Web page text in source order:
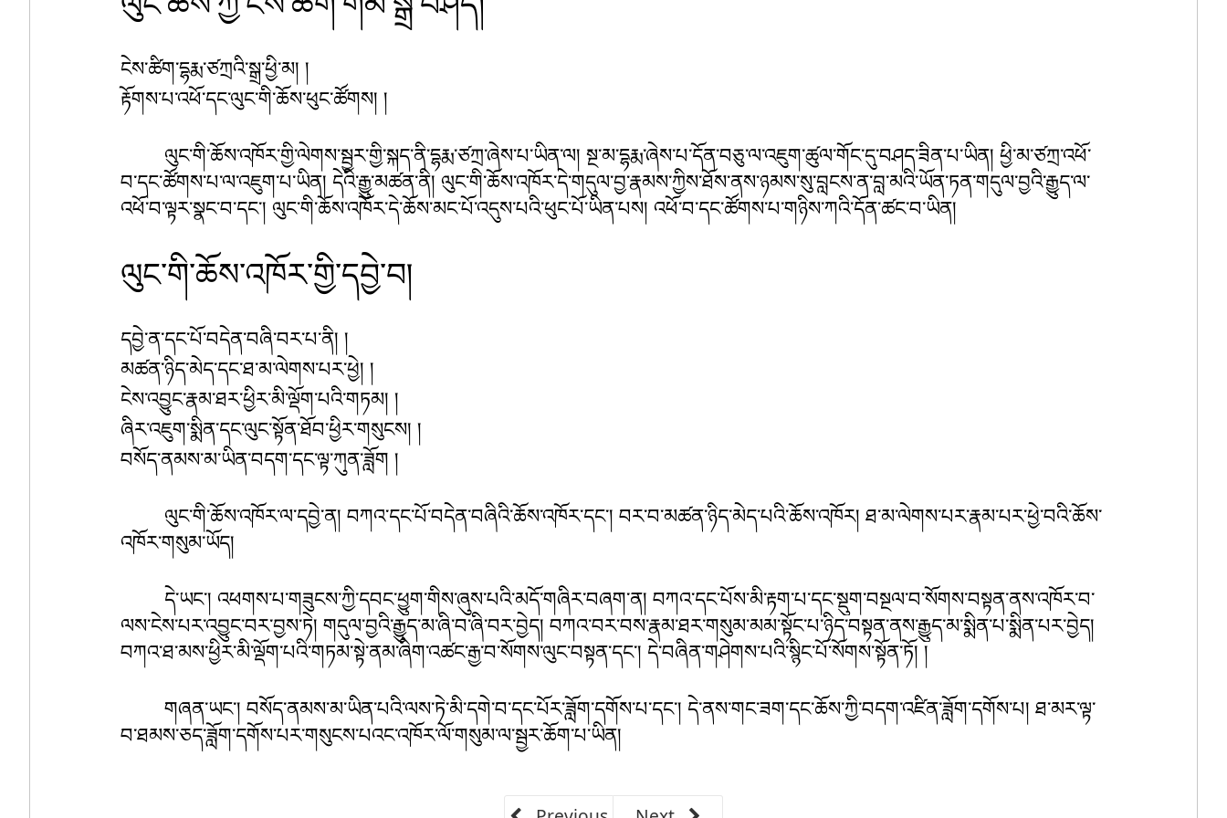
ངེས་ཚིག་དྷརྨ་ཙཀྲའི་སྒྲ་ཕྱི་མ། །
རྟོགས་པ་འཕོ་དང་ལུང་གི་ཆོས་ཕུང་ཚོགས། །
ལུང་གི་ཆོས་འཁོར་གྱི་ལེགས་སྦྱར་གྱི་སྐད་ནི་དྷརྨ་ཙཀྲ་ཞེས་པ་ཡིན་ལ། སྔ་མ་དྷརྨ་ཞེས་པ་དོན་བཅུ་ལ་འཇུག་ཚུལ་གོང་དུ་བཤད་ཟིན་པ་ཡིན། ཕྱི་མ་ཙཀྲ་འཕོ་
བ་དང་ཚོགས་པ་ལ་འཇུག་པ་ཡིན། དེའི་རྒྱུ་མཚན་ནི། ལུང་གི་ཆོས་འཁོར་དེ་གདུལ་བྱ་རྣམས་ཀྱིས་ཐོས་ནས་ཉམས་སུ་བླངས་ན་བླ་མའི་ཡོན་ཏན་གདུལ་བྱའི་རྒྱུད་ལ་
འཕོ་བ་ལྟར་སྣང་བ་དང་། ལུང་གི་ཆོས་འཁོར་དེ་ཆོས་མང་པོ་འདུས་པའི་ཕུང་པོ་ཡིན་པས། འཕོ་བ་དང་ཚོགས་པ་གཉིས་ཀའི་དོན་ཚང་བ་ཡིན།
ལུང་གི་ཆོས་འཁོར་གྱི་དབྱེ་བ།
དབྱེ་ན་དང་པོ་བདེན་བཞི་བར་པ་ནི། །
མཚན་ཉིད་མེད་དང་ཐ་མ་ལེགས་པར་ཕྱེ། །
ངེས་འབྱུང་རྣམ་ཐར་ཕྱིར་མི་ལྡོག་པའི་གཏམ། །
ཞིར་འཇུག་སྨིན་དང་ལུང་སྟོན་ཐོབ་ཕྱིར་གསུངས། །
བསོད་ནམས་མ་ཡིན་བདག་དང་ལྟ་ཀུན་ཟློག །
ལུང་གི་ཆོས་འཁོར་ལ་དབྱེ་ན། བཀའ་དང་པོ་བདེན་བཞིའི་ཆོས་འཁོར་དང་། བར་བ་མཚན་ཉིད་མེད་པའི་ཆོས་འཁོར། ཐ་མ་ལེགས་པར་རྣམ་པར་ཕྱེ་བའི་ཆོས་
འཁོར་གསུམ་ཡོད།
དེ་ཡང་། འཕགས་པ་གཟུངས་ཀྱི་དབང་ཕྱུག་གིས་ཞུས་པའི་མདོ་གཞིར་བཞག་ན། བཀའ་དང་པོས་མི་རྟག་པ་དང་སྡུག་བསྔལ་བ་སོགས་བསྟན་ནས་འཁོར་བ་
ལས་ངེས་པར་འབྱུང་བར་བྱས་ཏེ། གདུལ་བྱའི་རྒྱུད་མ་ཞི་བ་ཞི་བར་བྱེད། བཀའ་བར་བས་རྣམ་ཐར་གསུམ་མམ་སྟོང་པ་ཉིད་བསྟན་ནས་རྒྱུད་མ་སྨིན་པ་སྨིན་པར་བྱེད།
བཀའ་ཐ་མས་ཕྱིར་མི་ལྡོག་པའི་གཏམ་སྟེ་ནམ་ཞིག་འཚང་རྒྱ་བ་སོགས་ལུང་བསྟན་དང་། དེ་བཞིན་གཤེགས་པའི་སྙིང་པོ་སོགས་སྟོན་ཏོ། །
གཞན་ཡང་། བསོད་ནམས་མ་ཡིན་པའི་ལས་ཏེ་མི་དགེ་བ་དང་པོར་ཟློག་དགོས་པ་དང་། དེ་ནས་གང་ཟག་དང་ཆོས་ཀྱི་བདག་འཛིན་ཟློག་དགོས་པ། ཐ་མར་ལྟ་
བ་ཐམས་ཅད་ཟློག་དགོས་པར་གསུངས་པའང་འཁོར་ལོ་གསུམ་ལ་སྦྱར་ཆོག་པ་ཡིན།